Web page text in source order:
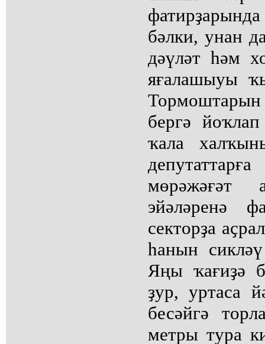
бәлки, унан
дәүләт һәм
яғалашыуы
бергә йоҡлап
ҡала
эйәләренә
секторҙа
һанын
Яңы ҡағиҙә
ҙур, уртаса
бесәйгә
метры тура